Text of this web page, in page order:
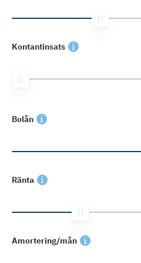
Kontantinsats
Bolån
Ränta
Amortering/mån